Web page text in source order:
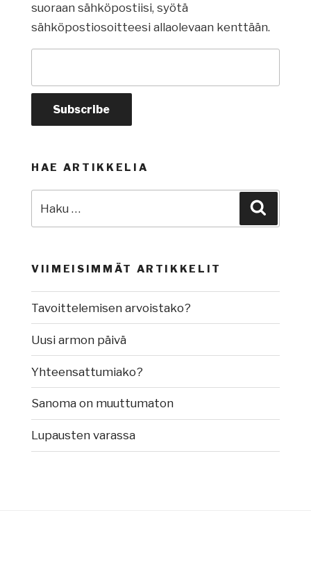
suoraan sähköpostiisi, syötä
sähköpostiosoitteesi allaolevaan kenttään.
HAE ARTIKKELIA
VIIMEISIMMÄT ARTIKKELIT
Tavoittelemisen arvoistako?
Uusi armon päivä
Yhteensattumiako?
Sanoma on muuttumaton
Lupausten varassa